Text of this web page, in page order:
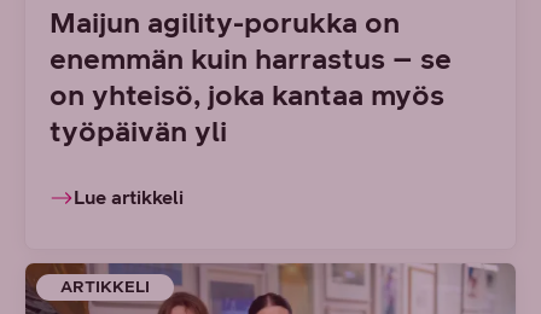
Maijun agility-porukka on
enemmän kuin harrastus – se
on yhteisö, joka kantaa myös
työpäivän yli
Lue artikkeli
ARTIKKELI